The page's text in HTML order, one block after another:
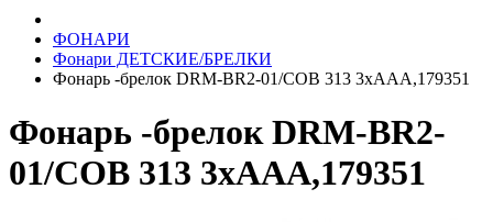
ФОНАРИ
Фонари ДЕТСКИЕ/БРЕЛКИ
Фонарь -брелок DRM-BR2-01/COB 313 3xAAA,179351
Фонарь -брелок DRM-BR2-
01/COB 313 3xAAA,179351